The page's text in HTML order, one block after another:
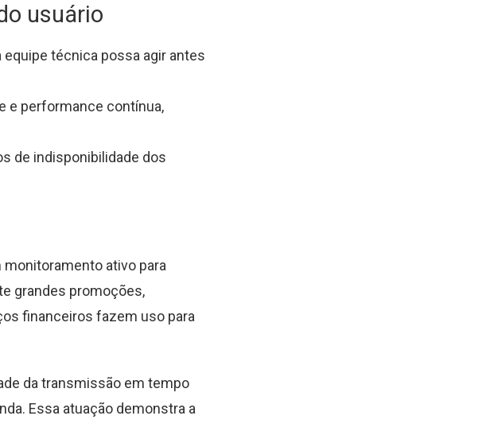
usuário
equipe técnica possa agir antes
e performance contínua,
de indisponibilidade dos
ativo para
grandes promoções,
financeiros fazem uso para
da transmissão em tempo
Essa atuação demonstra a